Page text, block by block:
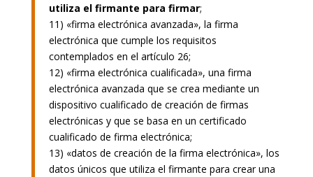
utiliza el firmante para firmar;
11) «firma electrónica avanzada», la firma
electrónica que cumple los requisitos
contemplados en el artículo 26;
12) «firma electrónica cualificada», una firma
electrónica avanzada que se crea mediante un
dispositivo cualificado de creación de firmas
electrónicas y que se basa en un certificado
cualificado de firma electrónica;
13) «datos de creación de la firma electrónica», los
datos únicos que utiliza el firmante para crear una